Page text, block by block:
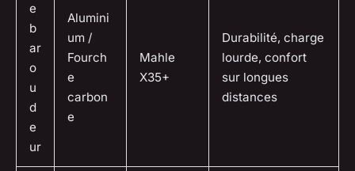
e
b
ar
o
u
d
e
ur
Alumini
um /
Fourch
e
carbon
e
Mahle
X35+
Durabilité, charge
lourde, confort
sur longues
distances